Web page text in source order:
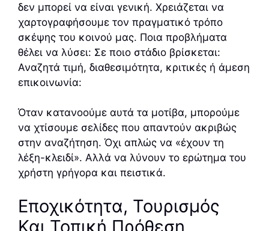
δεν μπορεί να είναι γενική. Χρειάζεται να
χαρτογραφήσουμε τον πραγματικό τρόπο
σκέψης του κοινού μας. Ποια προβλήματα
θέλει να λύσει: Σε ποιο στάδιο βρίσκεται:
Αναζητά τιμή, διαθεσιμότητα, κριτικές ή άμεση
επικοινωνία:
Όταν κατανοούμε αυτά τα μοτίβα, μπορούμε
να χτίσουμε σελίδες που απαντούν ακριβώς
στην αναζήτηση. Όχι απλώς να «έχουν τη
λέξη-κλειδί». Αλλά να λύνουν το ερώτημα του
χρήστη γρήγορα και πειστικά.
Εποχικότητα, Τουρισμός
Και Τοπική Πρόθεση